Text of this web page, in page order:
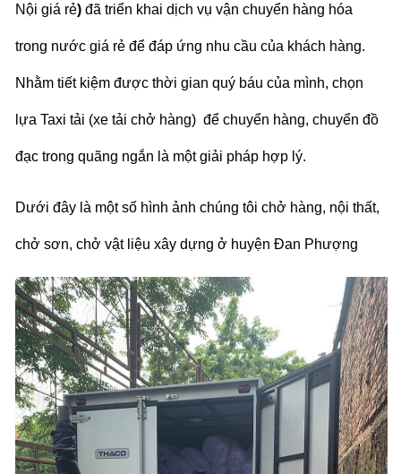
Nội giá rẻ) đã triển khai dịch vụ vận chuyển hàng hóa
trong nước giá rẻ để đáp ứng nhu cầu của khách hàng.
Nhằm tiết kiệm được thời gian quý báu của mình, chọn
lựa Taxi tải (xe tải chở hàng) để chuyển hàng, chuyển đồ
đạc trong quãng ngắn là một giải pháp hợp lý.
Dưới đây là một số hình ảnh chúng tôi chở hàng, nội thất,
chở sơn, chở vật liệu xây dựng ở huyện Đan Phượng